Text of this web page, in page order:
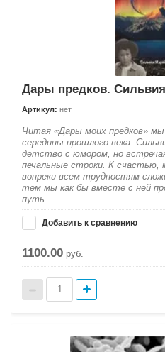
Дары предков.
Артикул: нет
Читая «Дары моих предков»
середины прошлого века.
детство с юмором, но
печальные строки. К счастью,
вопреки всем трудностям
тем мы как бы вместе с ней
путь.
Добавить к сравнению
1100.00 руб.